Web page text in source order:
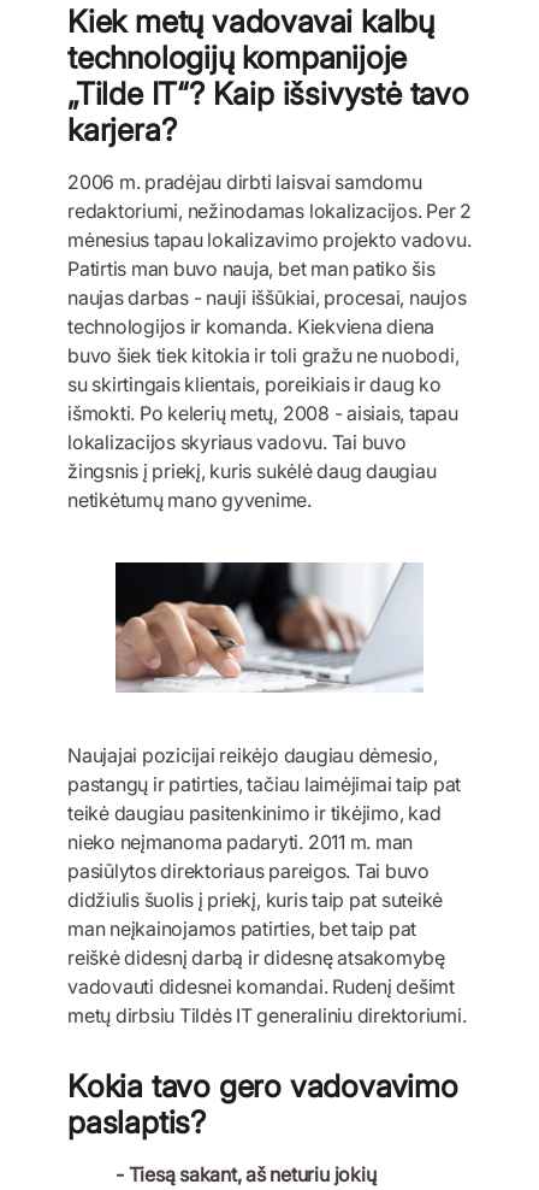
Kiek metų vadovavai kalbų
technologijų kompanijoje
„Tilde IT“? Kaip išsivystė tavo
karjera?
2006 m. pradėjau dirbti laisvai samdomu
redaktoriumi, nežinodamas lokalizacijos. Per 2
mėnesius tapau lokalizavimo projekto vadovu.
Patirtis man buvo nauja, bet man patiko šis
naujas darbas - nauji iššūkiai, procesai, naujos
technologijos ir komanda. Kiekviena diena
buvo šiek tiek kitokia ir toli gražu ne nuobodi,
su skirtingais klientais, poreikiais ir daug ko
išmokti. Po kelerių metų, 2008 - aisiais, tapau
lokalizacijos skyriaus vadovu. Tai buvo
žingsnis į priekį, kuris sukėlė daug daugiau
netikėtumų mano gyvenime.
Naujajai pozicijai reikėjo daugiau dėmesio,
pastangų ir patirties, tačiau laimėjimai taip pat
teikė daugiau pasitenkinimo ir tikėjimo, kad
nieko neįmanoma padaryti. 2011 m. man
pasiūlytos direktoriaus pareigos. Tai buvo
didžiulis šuolis į priekį, kuris taip pat suteikė
man neįkainojamos patirties, bet taip pat
reiškė didesnį darbą ir didesnę atsakomybę
vadovauti didesnei komandai. Rudenį dešimt
metų dirbsiu Tildės IT generaliniu direktoriumi.
Kokia tavo gero vadovavimo
paslaptis?
- Tiesą sakant, aš neturiu jokių